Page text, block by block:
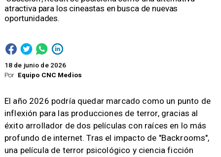
Por Equipo CNC Medios
18 de junio de 2026
atractiva para los cineastas en busca de nuevas
oportunidades.
El año 2026 podría quedar marcado como un punto de
inflexión para las producciones de terror, gracias al
éxito arrollador de dos películas con raíces en lo más
profundo de internet. Tras el impacto de "Backrooms",
una película de terror psicológico y ciencia ficción